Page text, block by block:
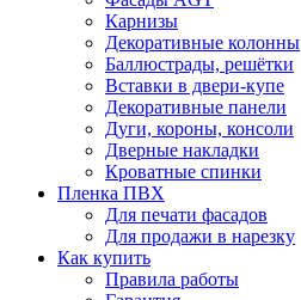
Карнизы
Декоративные колонны
Баллюстрады, решётки
Вставки в двери-купе
Декоративные панели
Дуги, короны, консоли
Дверные накладки
Кроватные спинки
Пленка ПВХ
Для печати фасадов
Для продажи в нарезку
Как купить
Правила работы